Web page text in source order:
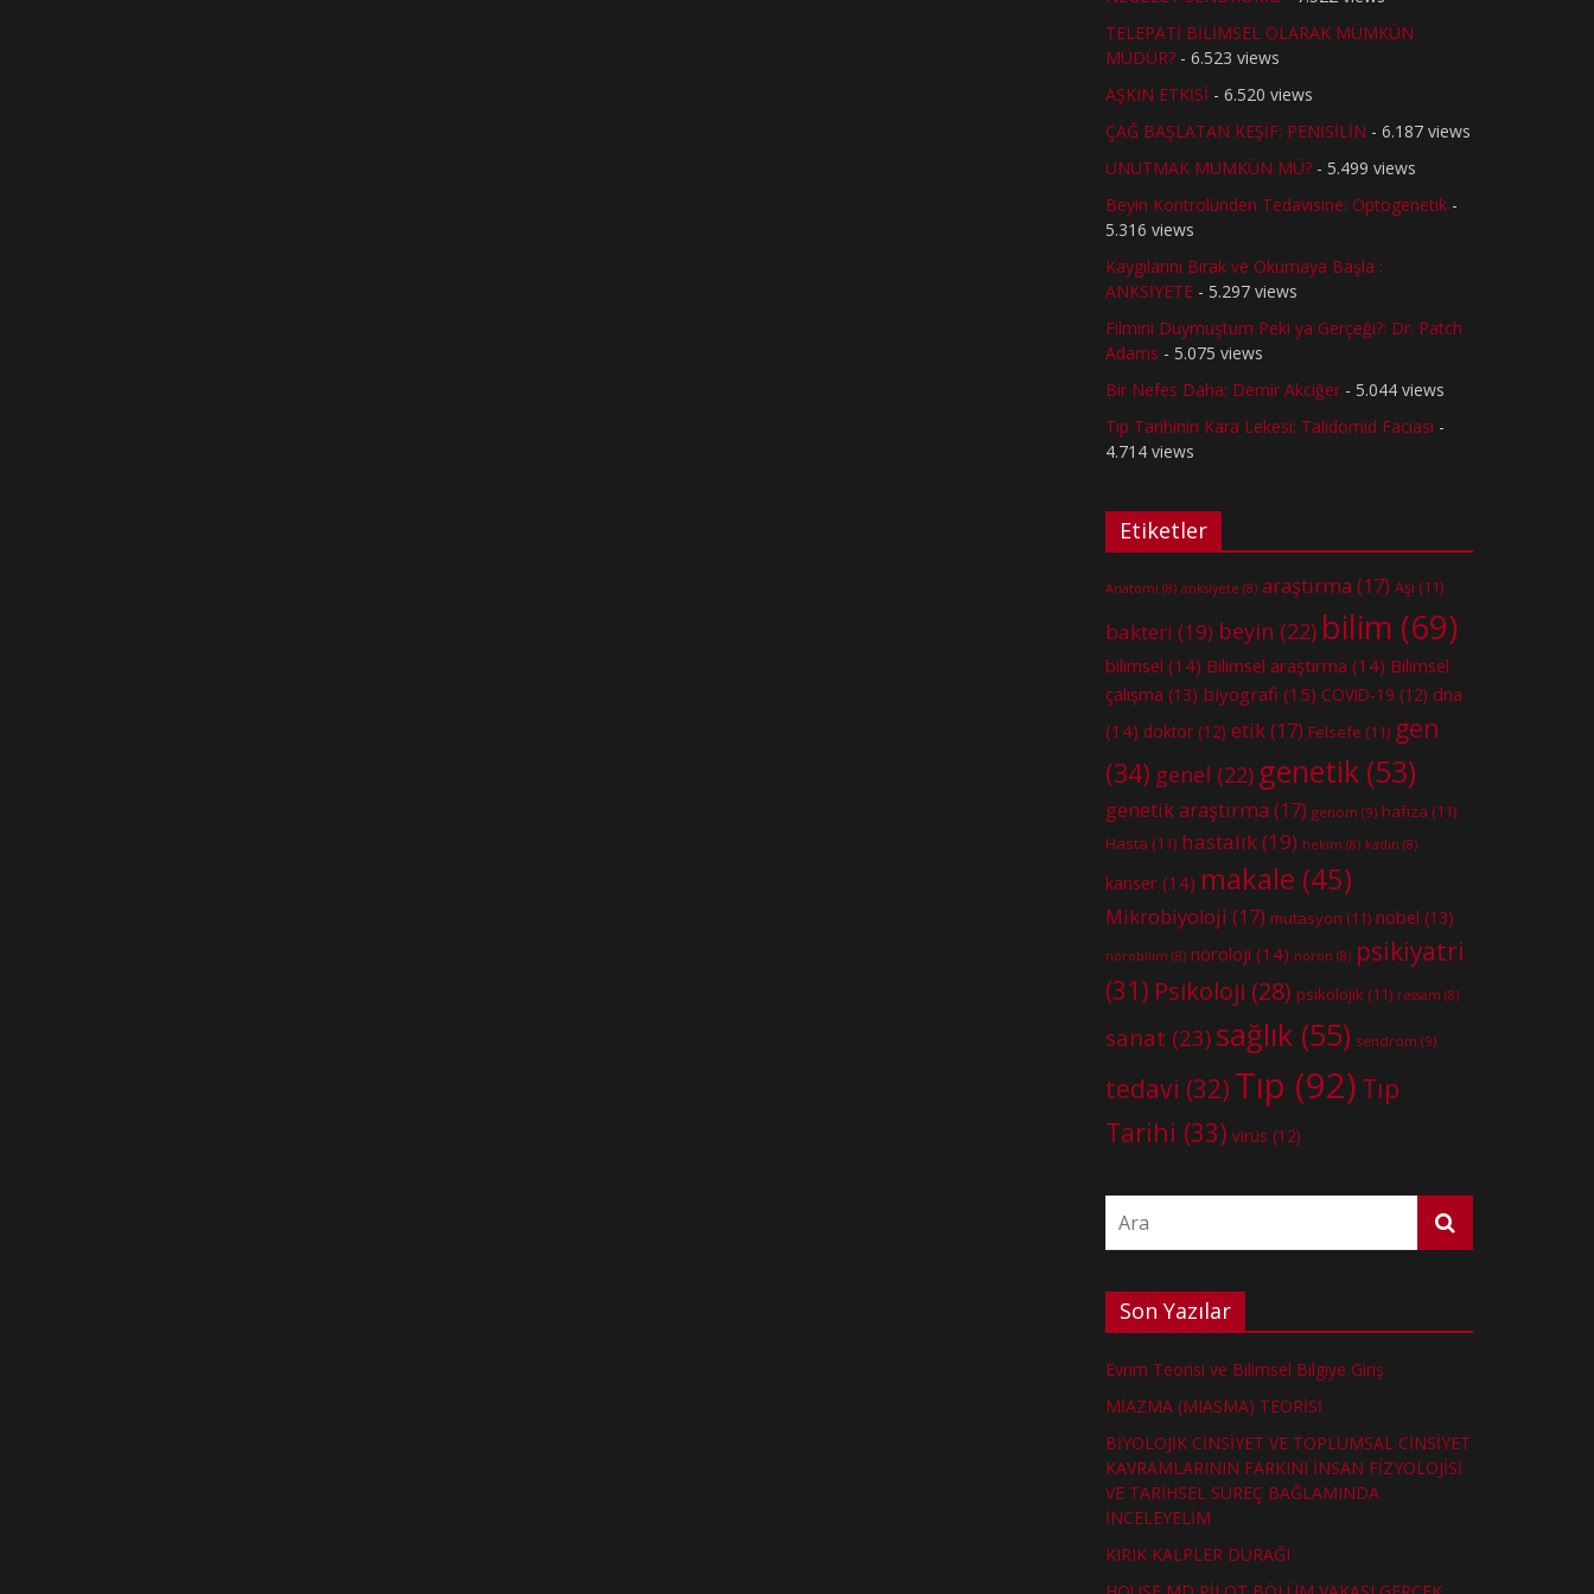
TELEPATİ BİLİMSEL OLARAK MÜMKÜN
MÜDÜR? - 6.523 views
AŞKIN ETKİSİ - 6.520 views
ÇAĞ BAŞLATAN KEŞİF: PENİSİLİN - 6.187 views
UNUTMAK MÜMKÜN MÜ? - 5.499 views
Beyin Kontrolünden Tedavisine: Optogenetik -
5.316 views
Kaygılarını Bırak ve Okumaya Başla :
ANKSİYETE - 5.297 views
Filmini Duymuştum Peki ya Gerçeği?: Dr. Patch
Adams - 5.075 views
Bir Nefes Daha: Demir Akciğer - 5.044 views
Tıp Tarihinin Kara Lekesi: Talidomid Faciası -
4.714 views
Etiketler
Anatomi (8) anksiyete (8) araştırma (17) Aşı (11)
bakteri (19) beyin (22) bilim (69)
bilimsel (14) Bilimsel araştırma (14) Bilimsel
çalışma (13) biyografi (15) COVID-19 (12) dna
(14) doktor (12) etik(17) Felsefe (11) gen
(34) genel (22) genetik (53)
genetik araştırma (17) genom (9) hafıza (11)
Hasta (11) hastalık(19) hekim (8) kadın (8)
kanser (14) makale (45)
Mikrobiyoloji (17) mutasyon (11) nobel (13)
nörobilim (8) nöroloji (14) nöron (8) psikiyatri
(31) Psikoloji (28) psikolojik (11) ressam (8)
sanat (23) sağlık (55) sendrom (9)
tedavi (32) Tıp (92) Tıp
Tarihi (33) virüs (12)
Son Yazılar
Evrim Teorisi ve Bilimsel Bilgiye Giriş
MİAZMA (MIASMA) TEORİSİ
BİYOLOJİK CİNSİYET VE TOPLUMSAL CİNSİYET
KAVRAMLARININ FARKINI İNSAN FİZYOLOJİSİ
VE TARİHSEL SÜREÇ BAĞLAMINDA
İNCELEYELİM
KIRIK KALPLER DURAĞI